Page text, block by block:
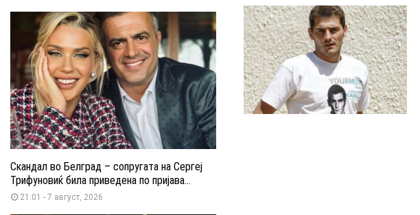
Скандал во Белград – сопругата на Сергеј
Трифуновиќ била приведена по пријава...
21:01 - 7 август, 2026